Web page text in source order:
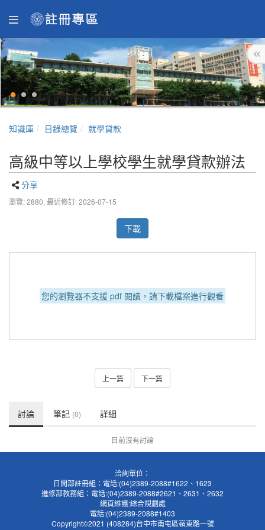
知識庫 目錄總覽 就學貸款
高級中等以上學校學生就學貸款辦法
分享
瀏覽: 2880, 最近修訂: 2026-07-15
下載
您的瀏覽器不支援 pdf 閱讀，請下載檔案進行觀看
上一篇 下一篇
討論 筆記 (0) 詳細
目前沒有討論
洽詢單位：
日間部註冊組：電話:(04)2389-2088#1622、1623
進修部教務組：電話:(04)2389-2088#2621、2631、2632
網頁維護:綜合規劃處
電話:(04)2389-2088#1403
Copyright©2021 (408284)台中市南屯區嶺東路一號